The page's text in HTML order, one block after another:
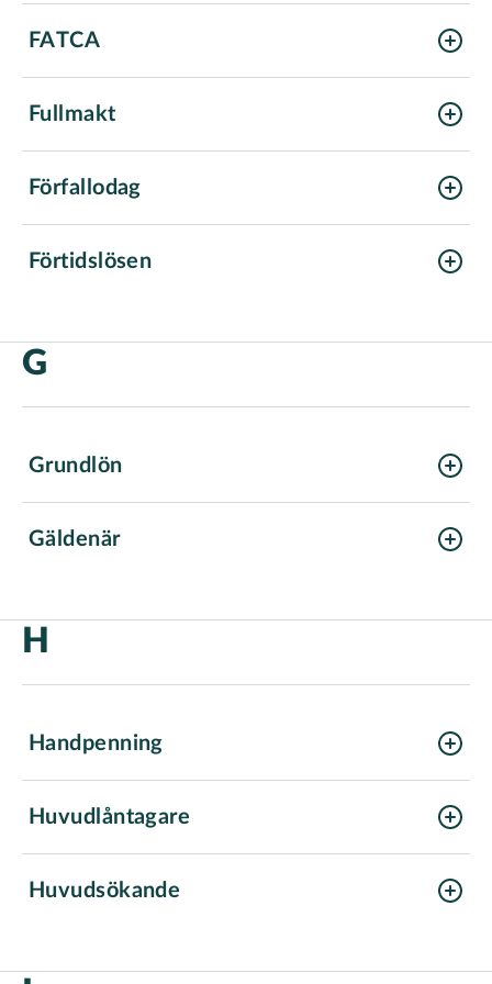
FATCA
Fullmakt
Förfallodag
Förtidslösen
G
Grundlön
Gäldenär
H
Handpenning
Huvudlåntagare
Huvudsökande